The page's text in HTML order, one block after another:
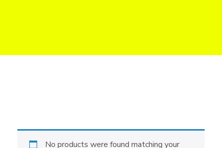
Web do Biznesu
No products were found matching your